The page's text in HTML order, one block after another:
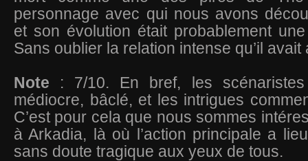
personnage avec qui nous avons
et son évolution était probablement
Sans oublier la relation intense qu’il
Note : 7/10. En bref, les
médiocre, bâclé, et les intrigues
C’est pour cela que nous sommes
à Arkadia, là où l’action principale a
sans doute tragique aux yeux de tous.